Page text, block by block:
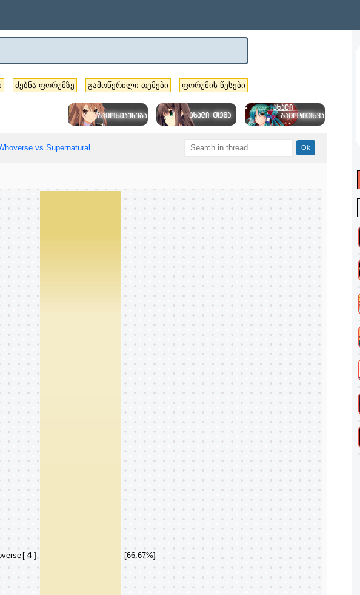
ძებნა ფორუმზე გამოწერილი თემები ფორუმის წესები
vs Supernatural
[ 4] [66.67%]